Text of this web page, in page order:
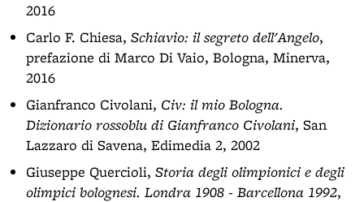
2016
Carlo F. Chiesa, Schiavio: il segreto dell'Angelo,
prefazione di Marco Di Vaio, Bologna, Minerva,
2016
Gianfranco Civolani, Civ: il mio Bologna.
Dizionario rossoblu di Gianfranco Civolani, San
Lazzaro di Savena, Edimedia 2, 2002
Giuseppe Quercioli, Storia degli olimpionici e degli
olimpici bolognesi. Londra 1908 - Barcellona 1992,